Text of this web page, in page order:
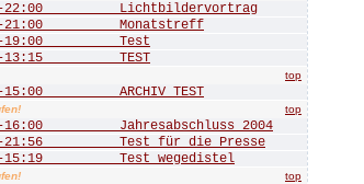
22:00 Lichtbildervortrag
21:00 Monatstreff
19:00 Test
13:15 TEST
top
15:00 ARCHIV TEST
top
16:00 Jahresabschluss 2004
21:56 Test für die Presse
15:19 Test wegedistel
top